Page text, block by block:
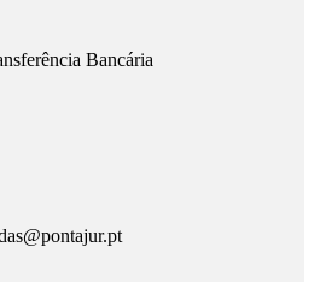
Bancária